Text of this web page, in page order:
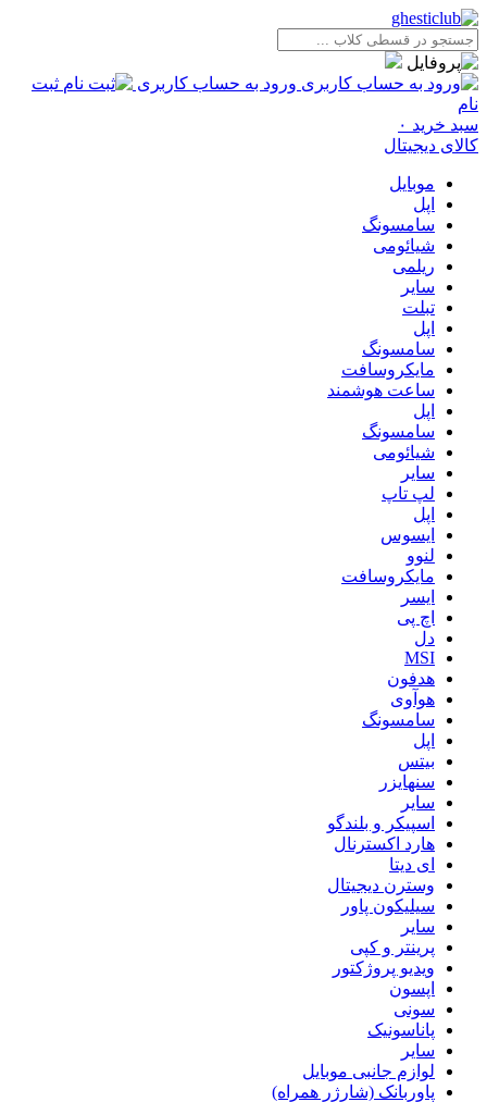
ورود به حساب کاربری
ثبت
نام
سبد خرید ۰
کالای دیجیتال
موبایل
اپل
سامسونگ
شیائومی
ریلمی
سایر
تبلت
اپل
سامسونگ
مایکروسافت
ساعت هوشمند
اپل
سامسونگ
شیائومی
سایر
لپ تاپ
اپل
ایسوس
لنوو
مایکروسافت
ایسر
اچ پی
دل
MSI
هدفون
هوآوی
سامسونگ
اپل
بیتس
سنهایزر
سایر
اسپیکر و بلندگو
هارد اکسترنال
ای دیتا
وسترن دیجیتال
سیلیکون پاور
سایر
پرینتر و کپی
ویدیو پروژکتور
اپسون
سونی
پاناسونیک
سایر
لوازم جانبی موبایل
پاوربانک (شارژر همراه)